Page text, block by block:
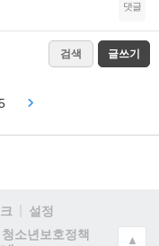
댓글
검색 글쓰기
설정
청소년보호정책
▲